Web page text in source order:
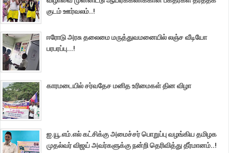
குடம் ஊர்வலம்..!
ஈரோடு அரசு தலைமை மருத்துவமனையில் லஞ்ச வீடியோ
பரபரப்பு...!
காரமடையில் சர்வதேச மனித உரிமைகள் தின விழா
ஐ.யூ.எம்.எல் கட்சிக்கு அமைச்சர் பொறுப்பு வழங்கிய தமிழக
முதல்வர் விஜய் அவர்களுக்கு நன்றி தெரிவித்து தீர்மானம்..!